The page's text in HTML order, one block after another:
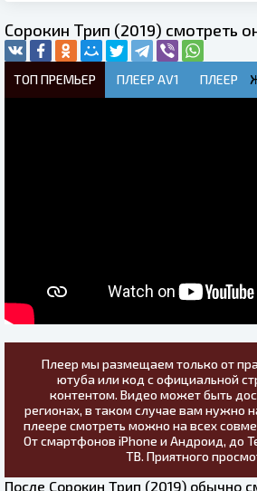
Сорокин Трип (2019) смотреть
ТОП ПРЕМЬЕР ПЛЕЕР AV1 ПЛЕЕР
Плеер мы размещаем только от
ютуба или код с официальной
контентом. Видео может быть
регионах, в таком случае вам нужно
плеере смотреть можно на всех
От смартфонов iPhone и Андроид, до
ТВ. Приятного
После Сорокин Трип (2019) обычно